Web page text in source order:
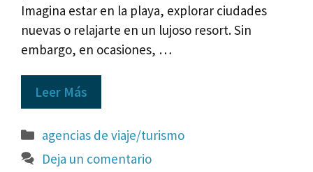
Imagina estar en la playa, explorar ciudades
nuevas o relajarte en un lujoso resort. Sin
embargo, en ocasiones, …
Leer Más
Categorías
agencias de viaje/turismo
Deja un comentario